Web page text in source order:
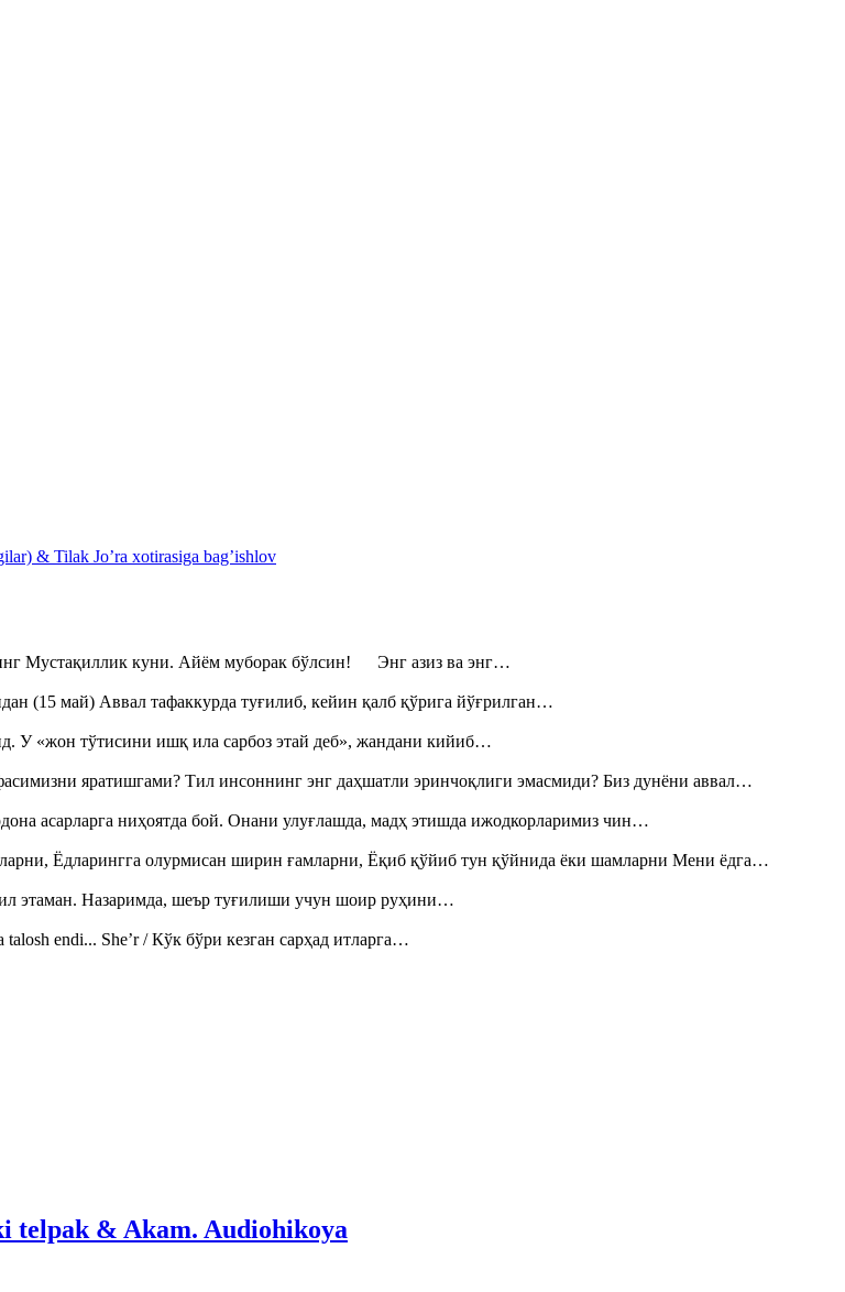
& Tilak Jo’ra xotirasiga bag’ishlov
Мустақиллик куни. Айём муборак бўлсин! Энг азиз ва энг…
(15 май) Аввал тафаккурда туғилиб, кейин қалб қўрига йўғрилган…
У «жон тўтисини ишқ ила сарбоз этай деб», жандани кийиб…
яратишгами? Тил инсоннинг энг даҳшатли эринчоқлиги эмасмиди? Биз дунёни аввал…
асарларга ниҳоятда бой. Онани улуғлашда, мадҳ этишда ижодкорларимиз чин…
Ёдларингга олурмисан ширин ғамларни, Ёқиб қўйиб тун қўйнида ёки шамларни Мени ёдга…
этаман. Назаримда, шеър туғилиши учун шоир руҳини…
endi... She’r / Кўк бўри кезган сарҳад итларга…
telpak & Akam. Audiohikoya